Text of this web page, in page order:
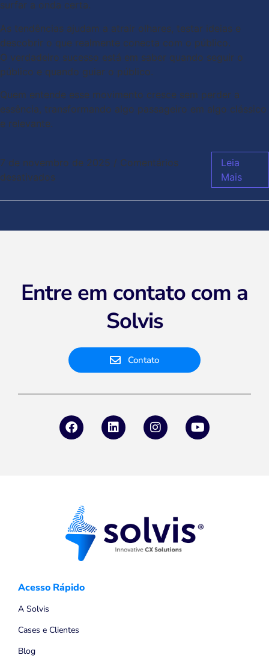
surfar a onda certa.
As tendências ajudam a atrair olhares, testar ideias e
descobrir o que realmente conecta com o público.
O verdadeiro sucesso está em saber quando seguir o
público e quando guiar o público.
Quem entende esse movimento cresce sem perder a
essência, transformando algo passageiro em algo clássico
e relevante.
7 de novembro de 2025 / Comentários
desativados
Leia
Mais
Entre em contato com a
Solvis
Contato
Acesso Rápido
A Solvis
Cases e Clientes
Blog